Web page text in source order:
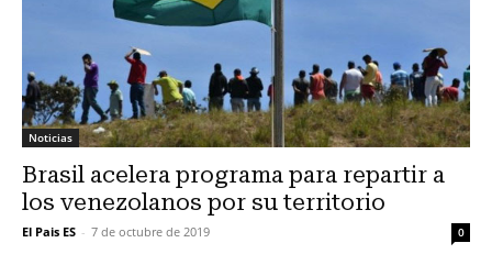
Noticias
Brasil acelera programa para repartir a
los venezolanos por su territorio
El Pais ES - 7 de octubre de 2019 0